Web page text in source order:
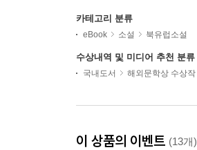
카테고리 분류
eBook 소설 북유럽소설
수상내역 및 미디어 추천 분류
국내도서 해외문학상 수상작
이 상품의 이벤트 (13개)